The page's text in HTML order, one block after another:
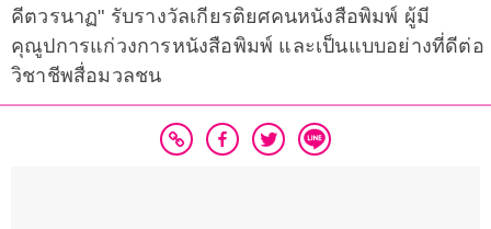
คีตวรนาฏ" รับรางวัลเกียรติยศคนหนังสือพิมพ์ ผู้มี
คุณูปการแก่วงการหนังสือพิมพ์ และเป็นแบบอย่างที่ดีต่อ
วิชาชีพสื่อมวลชน